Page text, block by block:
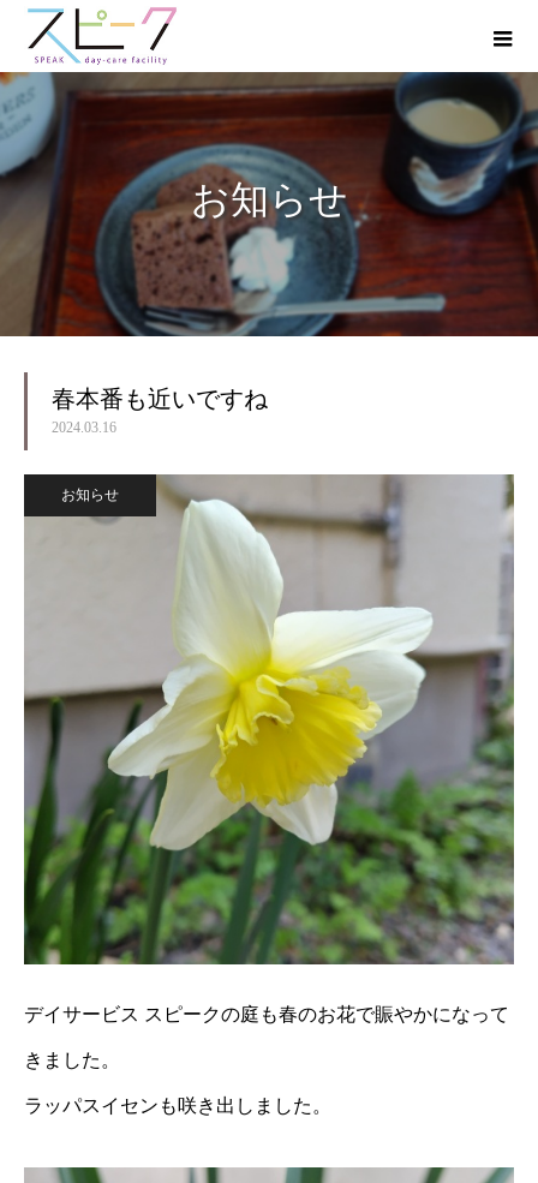
お知らせ
春本番も近いですね
2024.03.16
お知らせ
デイサービス スピークの庭も春のお花で賑やかになって
きました。
ラッパスイセンも咲き出しました。